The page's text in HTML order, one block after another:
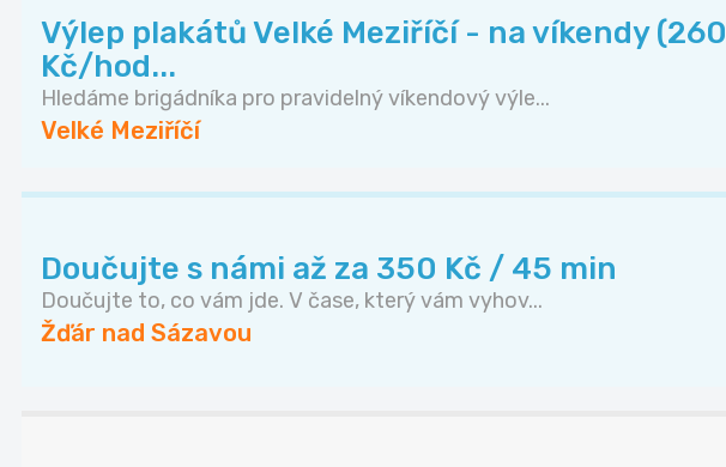
Výlep plakátů Velké Meziříčí - na víkendy (260
Kč/hod...
Hledáme brigádníka pro pravidelný víkendový výle...
Velké Meziříčí
Doučujte s námi až za 350 Kč / 45 min
Doučujte to, co vám jde. V čase, který vám vyhov...
Žďár nad Sázavou